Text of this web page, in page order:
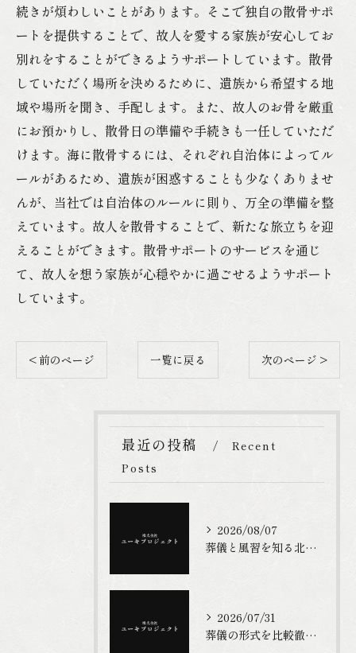
続きが煩わしいことがあります。そこで独自の散骨サポ
ートを提供することで、故人を愛する家族が安心してお
別れをすることができるようサポートしています。散骨
していただく場所を決めるために、遺族から希望する地
域や場所を聞き、手配します。また、故人のお骨を厳重
にお預かりし、散骨日の準備や手続きも一任していただ
けます。海に散骨するには、それぞれ自治体によってル
ールがあるため、遺族が困惑することも少なくありませ
んが、当社では自治体のルールに則り、万全の準備を整
えています。故人を散骨することで、新たな旅立ちを迎
えることができます。散骨サポートのサービスを通じ
て、故人を想う家族が心穏やかに過ごせるようサポート
しています。
< 前のページ 一覧に戻る 次のページ >
最近の投稿
Recent
Posts
2026/08/07
葬儀と風習を知る北九州市の実例と費用・手続き徹底ガイド
2026/07/31
葬儀の形式を比較徹底解説最新の選び方と主流の流れ